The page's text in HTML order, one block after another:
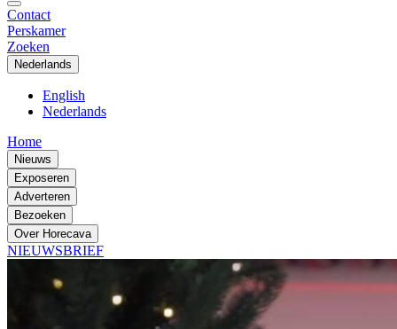
Contact
Perskamer
Zoeken
Nederlands
English
Nederlands
Home
Nieuws
Exposeren
Adverteren
Bezoeken
Over Horecava
NIEUWSBRIEF